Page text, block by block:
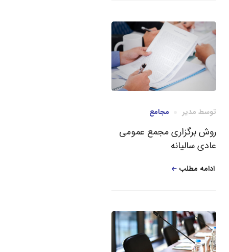
توسط مدیر مجامع
روش برگزاری مجمع عمومی
عادی سالیانه
ادامه مطلب